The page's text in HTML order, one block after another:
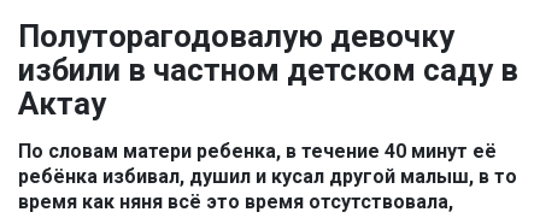
News
Полуторагодовалую девочку
избили в частном детском саду в
Актау
По словам матери ребенка, в течение 40 минут её
ребёнка избивал, душил и кусал другой малыш, в то
время как няня всё это время отсутствовала,